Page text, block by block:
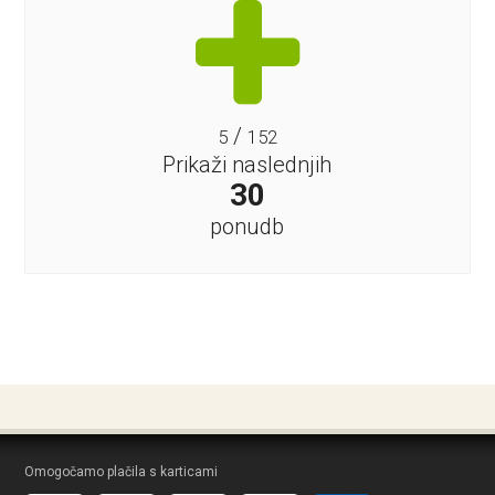
5/ 152
Prikaži naslednjih
30
ponudb
Omogočamo plačila s karticami